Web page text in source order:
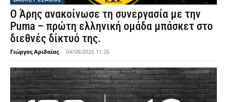
Ο Άρης ανακοίνωσε τη συνεργασία με την
Puma – πρώτη ελληνική ομάδα μπάσκετ στο
διεθνές δίκτυό της.
Γιώργος Αριδαίας - 04/08/2026 11:26